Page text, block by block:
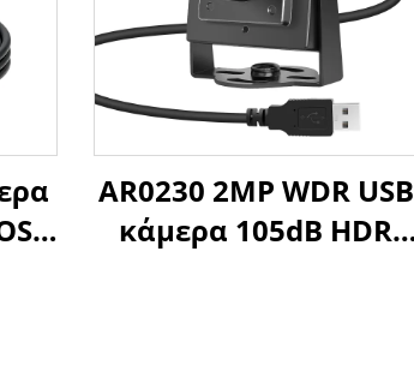
AR0230 2MP WDR USB
κάμερα 105dB HDR